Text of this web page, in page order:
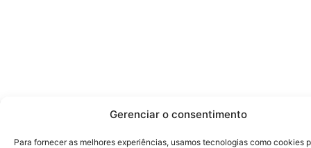
Gerenciar o consentimento
Para fornecer as melhores experiências, usamos tecnologias como cookies